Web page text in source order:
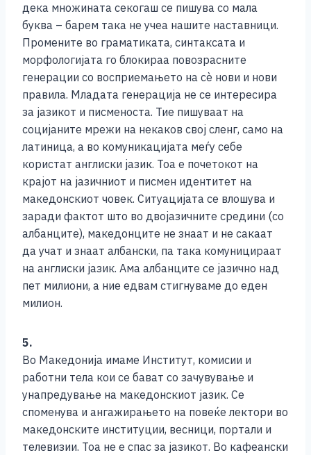
дека множината секогаш се пишува со мала
буква – барем така не учеа нашите наставници.
Промените во граматиката, синтаксата и
морфологијата го блокираа повозрасните
генерации со восприемањето на сѐ нови и нови
правила. Младата генерација не се интересира
за јазикот и писменоста. Тие пишуваат на
социјаните мрежи на некаков свој сленг, само на
латиница, а во комуникацијата меѓу себе
користат англиски јазик. Тоа е почетокот на
крајот на јазичниот и писмен идентитет на
македонскиот човек. Ситуацијата се влошува и
заради фактот што во двојазичните средини (со
албанците), македонците не знаат и не сакаат
да учат и знаат албански, па така комуницираат
на англиски јазик. Ама албанците се јазично над
пет милиони, а ние едвам стигнуваме до еден
милион.
5.
Во Македонија имаме Институт, комисии и
работни тела кои се бават со зачувување и
унапредување на македонскиот јазик. Се
споменува и ангажирањето на повеќе лектори во
македонските институции, весници, портали и
телевизии. Тоа не е спас за јазикот. Во кафеански